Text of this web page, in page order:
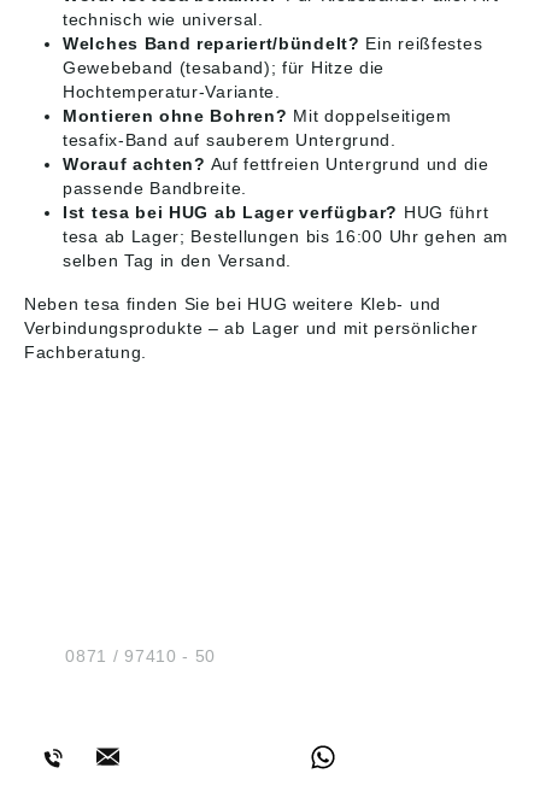
technisch wie universal.
Welches Band repariert/bündelt? Ein reißfestes
Gewebeband (tesaband); für Hitze die
Hochtemperatur-Variante.
Montieren ohne Bohren? Mit doppelseitigem
tesafix-Band auf sauberem Untergrund.
Worauf achten? Auf fettfreien Untergrund und die
passende Bandbreite.
Ist tesa bei HUG ab Lager verfügbar? HUG führt
tesa ab Lager; Bestellungen bis 16:00 Uhr gehen am
selben Tag in den Versand.
Neben tesa finden Sie bei HUG weitere Kleb- und
Verbindungsprodukte – ab Lager und mit persönlicher
Fachberatung.
Tel.:0871 / 97410 - 50